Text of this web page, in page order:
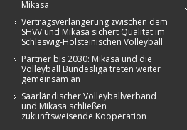
Mikasa
Vertragsverlängerung zwischen dem
SHVV und Mikasa sichert Qualität im
Schleswig-Holsteinischen Volleyball
Partner bis 2030: Mikasa und die
Volleyball Bundesliga treten weiter
gemeinsam an
Saarländischer Volleyballverband
und Mikasa schließen
zukunftsweisende Kooperation